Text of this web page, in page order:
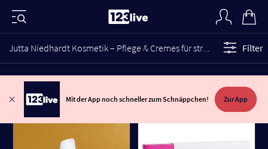
Jutta Niedhardt Kosmetik – Pflege & Cremes für strahlende Haut Filter
Mit der App noch schneller zum Schnäppchen! Zur App